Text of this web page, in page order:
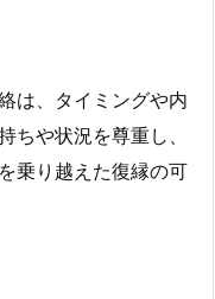
は、タイミングや内
ちや状況を尊重し、
乗り越えた復縁の可